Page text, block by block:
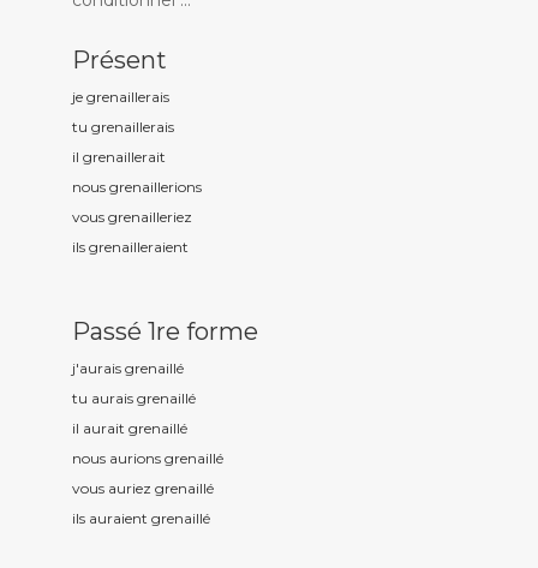
Présent
je grenaillerais
tu grenaillerais
il grenaillerait
nous grenaillerions
vous grenailleriez
ils grenailleraient
Passé 1re forme
j'aurais grenaillé
tu aurais grenaillé
il aurait grenaillé
nous aurions grenaillé
vous auriez grenaillé
ils auraient grenaillé